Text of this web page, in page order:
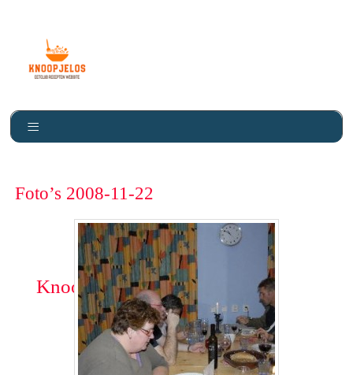
Knoopje Los
Foto’s 2008-11-22